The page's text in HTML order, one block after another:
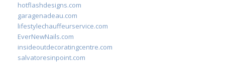
hotflashdesigns.com
garagenadeau.com
lifestylechauffeurservice.com
EverNewNails.com
insideoutdecoratingcentre.com
salvatoresinpoint.com